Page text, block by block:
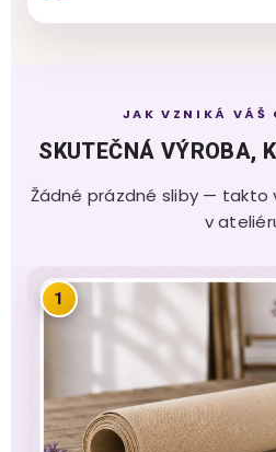
JAK VZNIKÁ VÁŠ
SKUTEČNÁ VÝROBA,
Žádné prázdné sliby — takto
v
1